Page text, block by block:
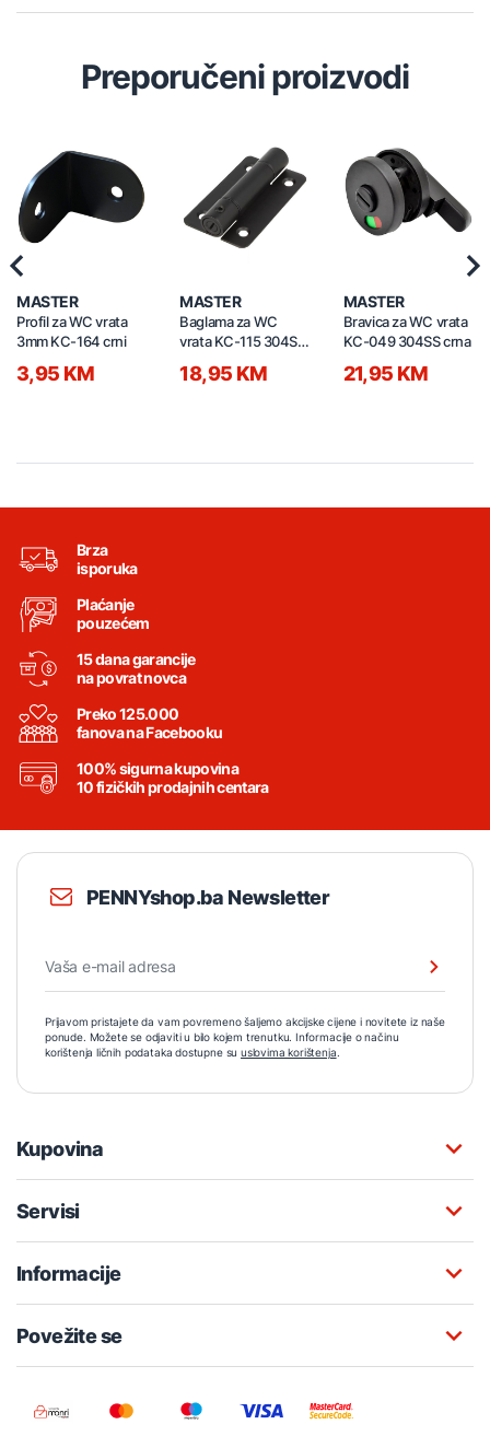
Preporučeni proizvodi
MASTER
Profil za WC vrata
3mm KC-164 crni
3,95 KM
MASTER
Baglama za WC
vrata KC-115 304SS
18,95 KM
MASTER
Bravica za WC vrata
KC-049 304SS crna
21,95 KM
Brza
isporuka
Plaćanje
pouzećem
15 dana garancije
na povrat novca
Preko 125.000
fanova na Facebooku
100% sigurna kupovina
10 fizičkih prodajnih centara
PENNYshop.ba Newsletter
Prijavom pristajete da vam povremeno šaljemo akcijske cijene i novitete iz naše
ponude. Možete se odjaviti u bilo kojem trenutku. Informacije o načinu
korištenja ličnih podataka dostupne su uslovima korištenja.
Kupovina
Servisi
Informacije
Povežite se